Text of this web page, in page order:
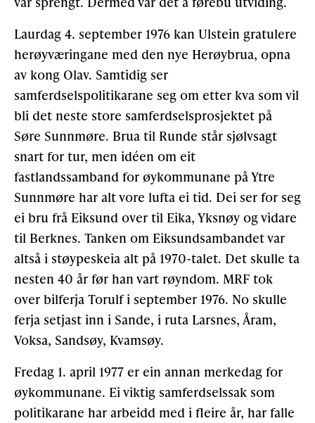
Laurdag 4. september 1976 kan Ulstein gratulere
herøyværingane med den nye Herøybrua, opna
av kong Olav. Samtidig ser
samferdselspolitikarane seg om etter kva som vil
bli det neste store samferdselsprosjektet på
Søre Sunnmøre. Brua til Runde står sjølvsagt
snart for tur, men idéen om eit
fastlandssamband for øykommunane på Ytre
Sunnmøre har alt vore lufta ei tid. Dei ser for seg
ei bru frå Eiksund over til Eika, Yksnøy og vidare
til Berknes. Tanken om Eiksundsambandet var
altså i støypeskeia alt på 1970-talet. Det skulle ta
nesten 40 år før han vart røyndom. MRF tok
over bilferja Torulf i september 1976. No skulle
ferja setjast inn i Sande, i ruta Larsnes, Åram,
Voksa, Sandsøy, Kvamsøy.
Fredag 1. april 1977 er ein annan merkedag for
øykommunane. Ei viktig samferdselssak som
politikarane har arbeidd med i fleire år, har falle